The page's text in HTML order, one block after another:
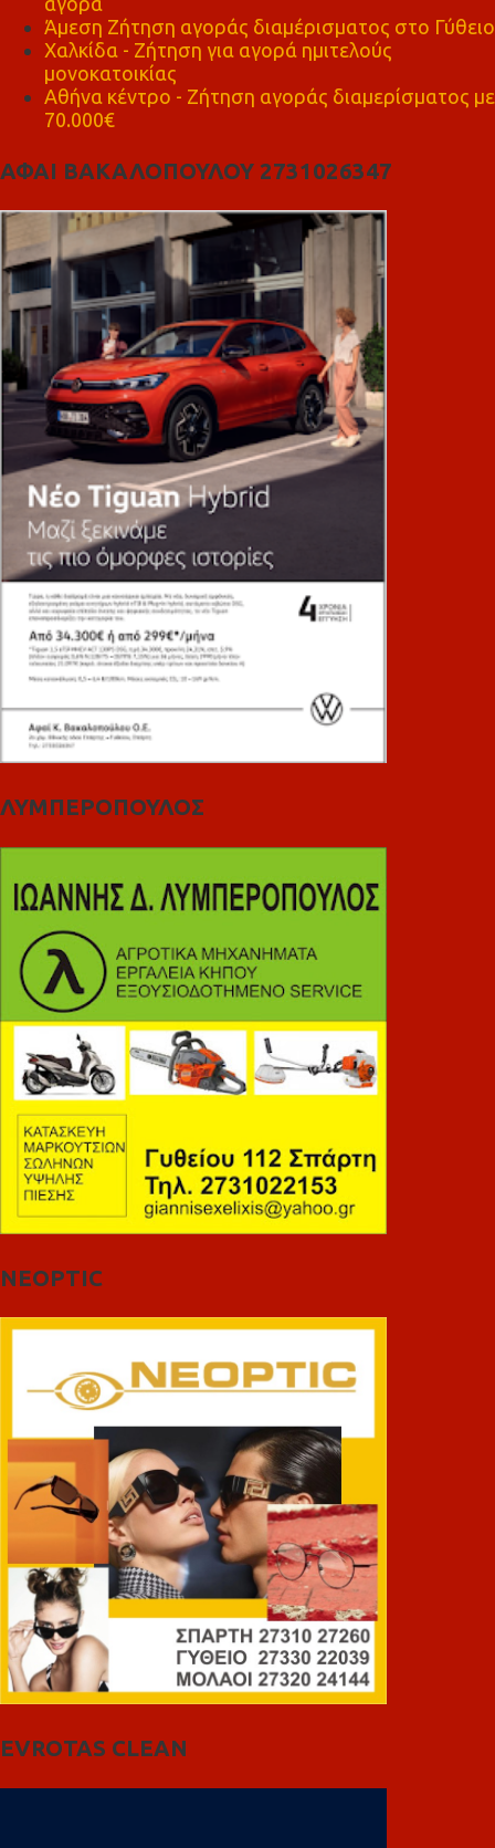
Άμεση Ζήτηση αγοράς διαμέρισματος στο Γύθειο
Χαλκίδα - Ζήτηση για αγορά ημιτελούς
μονοκατοικίας
Αθήνα κέντρο - Ζήτηση αγοράς διαμερίσματος με
70.000€
ΑΦΑΙ ΒΑΚΑΛΟΠΟΥΛΟΥ 2731026347
ΛΥΜΠΕΡΟΠΟΥΛΟΣ
NEOPTIC
EVROTAS CLEAN